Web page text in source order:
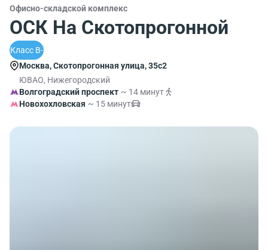
Офисно-складской комплекс
ОСК На Скотопрогонной
Класс B-
Москва, Скотопрогонная улица, 35с2
ЮВАО, Нижегородский
Волгоградский проспект ~ 14 минут
Новохохловская ~ 15 минут